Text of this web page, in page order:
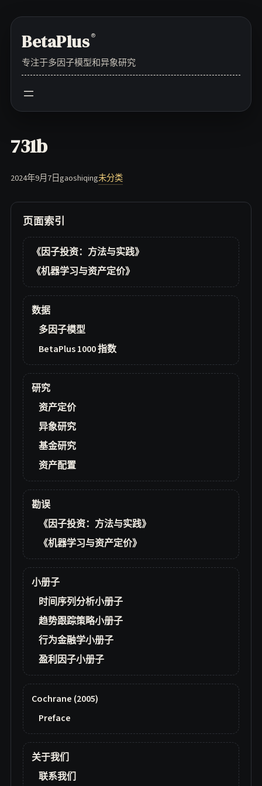
contentBetaPlus®
专注于多因子模型和异象研究
731b
2024年9月7日gaoshiqing未分类
页面索引
《因子投资：方法与实践》
《机器学习与资产定价》
数据
多因子模型
BetaPlus 1000 指数
研究
资产定价
异象研究
基金研究
资产配置
勘误
《因子投资：方法与实践》
《机器学习与资产定价》
小册子
时间序列分析小册子
趋势跟踪策略小册子
行为金融学小册子
盈利因子小册子
Cochrane (2005)
Preface
关于我们
联系我们